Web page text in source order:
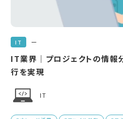
IT ー
IT業界｜プロジェクトの情報
行を実現
IT